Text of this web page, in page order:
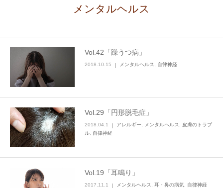
メンタルヘルス
Vol.42「躁うつ病」
2018.10.15 メンタルヘルス 自律神経
Vol.29「円形脱毛症」
2018.04.1 アレルギー メンタルヘルス
皮膚のトラブ
ル
自律神経
Vol.19「耳鳴り」
2017.11.1 メンタルヘルス 耳・鼻の病気 自律神経